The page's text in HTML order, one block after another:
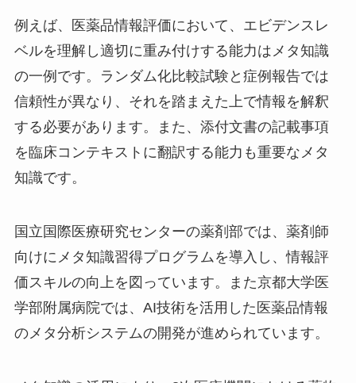
例えば、医薬品情報評価において、エビデンスレ
ベルを理解し適切に重み付けする能力はメタ知識
の一例です。ランダム化比較試験と症例報告では
信頼性が異なり、それを踏まえた上で情報を解釈
する必要があります。また、添付文書の記載事項
を臨床コンテキストに翻訳する能力も重要なメタ
知識です。
国立国際医療研究センターの薬剤部では、薬剤師
向けにメタ知識習得プログラムを導入し、情報評
価スキルの向上を図っています。また京都大学医
学部附属病院では、AI技術を活用した医薬品情報
のメタ分析システムの開発が進められています。